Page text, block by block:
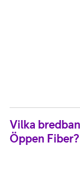
Vilka
Öppen Fiber?